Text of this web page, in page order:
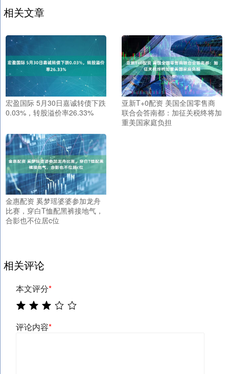
相关文章
宏盈国际 5月30日嘉诚转债下跌
0.03%，转股溢价率26.33%
亚新T+0配资 美国全国零售商
联合会答南都：加征关税终将加
重美国家庭负担
金惠配资 奚梦瑶婆婆参加龙舟
比赛，穿白T恤配黑裤接地气，
合影也不位居c位
相关评论
本文评分*
评论内容*